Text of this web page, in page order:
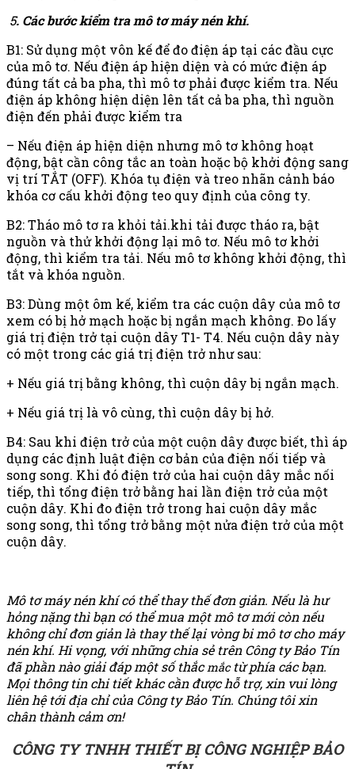
5. Các bước kiểm tra mô tơ máy nén khí.
B1: Sử dụng một vôn kế để đo điện áp tại các đầu cực
của mô tơ. Nếu điện áp hiện diện và có mức điện áp
đúng tất cả ba pha, thì mô tơ phải được kiểm tra. Nếu
điện áp không hiện diện lên tất cả ba pha, thì nguồn
điện đến phải được kiểm tra
– Nếu điện áp hiện diện nhưng mô tơ không hoạt
động, bật cần công tắc an toàn hoặc bộ khởi động sang
vị trí TẮT (OFF). Khóa tụ điện và treo nhãn cảnh báo
khóa cơ cấu khởi động teo quy định của công ty.
B2: Tháo mô tơ ra khỏi tải.khi tải được tháo ra, bật
nguồn và thử khởi động lại mô tơ. Nếu mô tơ khởi
động, thì kiểm tra tải. Nếu mô tơ không khởi động, thì
tắt và khóa nguồn.
B3: Dùng một ôm kế, kiểm tra các cuộn dây của mô tơ
xem có bị hở mạch hoặc bị ngắn mạch không. Đo lấy
giá trị điện trở tại cuộn dây T1- T4. Nếu cuộn dây này
có một trong các giá trị điện trở như sau:
+ Nếu giá trị bằng không, thì cuộn dây bị ngắn mạch.
+ Nếu giá trị là vô cùng, thì cuộn dây bị hở.
B4: Sau khi điện trở của một cuộn dây được biết, thì áp
dụng các định luật điện cơ bản của điện nối tiếp và
song song. Khi đó điện trở của hai cuộn dây mắc nối
tiếp, thì tổng điện trở bằng hai lần điện trở của một
cuộn dây. Khi đo điện trở trong hai cuộn dây mắc
song song, thì tổng trở bằng một nửa điện trở của một
cuộn dây.
Mô tơ máy nén khí có thể thay thế đơn giản. Nếu là hư
hỏng nặng thì bạn có thể mua một mô tơ mới còn nếu
không chỉ đơn giản là thay thế lại vòng bi mô tơ cho máy
nén khí. Hi vọng, với những chia sẻ trên Công ty Bảo Tín
đã phần nào giải đáp một số thắc mắctừ phía các bạn.
Mọi thông tin chi tiết khác cần được hỗ trợ, xin vui lòng
liên hệ tới địa chỉ của Công ty Bảo Tín. Chúng tôi xin
chân thành cảm ơn!
CÔNG TY TNHH THIẾT BỊ CÔNG NGHIỆP BẢO